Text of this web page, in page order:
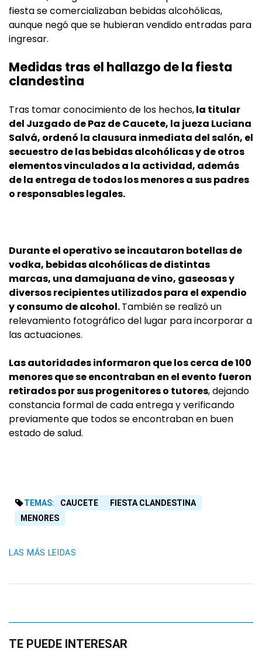
fiesta se comercializaban bebidas alcohólicas,
aunque negó que se hubieran vendido entradas para
ingresar.
Medidas tras el hallazgo de la fiesta
clandestina
Tras tomar conocimiento de los hechos,la titular
del Juzgado de Paz de Caucete, la jueza Luciana
Salvá, ordenó la clausura inmediata del salón, el
secuestro de las bebidas alcohólicas y de otros
elementos vinculados a la actividad, además
de la entrega de todos los menores a sus padres
o responsables legales.
Durante el operativo se incautaron botellas de
vodka, bebidas alcohólicas de distintas
marcas, una damajuana de vino, gaseosas y
diversos recipientes utilizados para el expendio
y consumo de alcohol.También se realizó un
relevamiento fotográfico del lugar para incorporar a
las actuaciones.
Las autoridades informaron que los cerca de 100
menores que se encontraban en el evento fueron
retirados por sus progenitores o tutores, dejando
constancia formal de cada entrega y verificando
previamente que todos se encontraban en buen
estado de salud.
TEMAS: CAUCETE
FIESTA CLANDESTINA
MENORES
LAS MÁS LEIDAS
TE PUEDE INTERESAR